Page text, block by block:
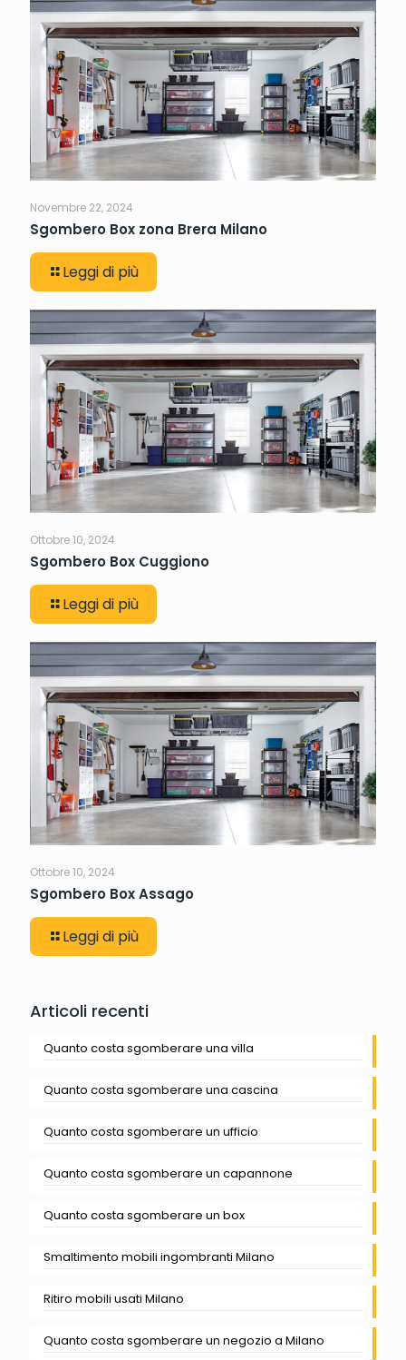
Novembre 22, 2024
Sgombero Box zona Brera Milano
Leggi di più
Ottobre 10, 2024
Sgombero Box Cuggiono
Leggi di più
Ottobre 10, 2024
Sgombero Box Assago
Leggi di più
Articoli recenti
Quanto costa sgomberare una villa
Quanto costa sgomberare una cascina
Quanto costa sgomberare un ufficio
Quanto costa sgomberare un capannone
Quanto costa sgomberare un box
Smaltimento mobili ingombranti Milano
Ritiro mobili usati Milano
Quanto costa sgomberare un negozio a Milano